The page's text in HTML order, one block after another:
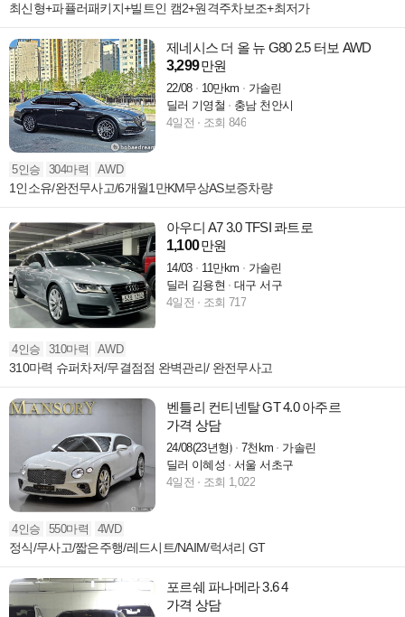
최신형+파퓰러패키지+빌트인 캠2+원격주차보조+최저가
제네시스 더 올 뉴 G80 2.5 터보 AWD
3,299만원
22/08 10만km
가솔린
딜러 기영철
충남 천안시
4일전
조회 846
5인승 304마력 AWD
1인소유/완전무사고/6개월1만KM무상AS보증차량
아우디 A7 3.0 TFSI 콰트로
1,100만원
14/03 11만km
가솔린
딜러 김용현
대구 서구
4일전
조회 717
4인승 310마력 AWD
310마력 슈퍼차저/무결점점 완벽관리/ 완전무사고
벤틀리 컨티넨탈 GT 4.0 아주르
가격 상담
24/08(23년형) 7천km
가솔린
딜러 이혜성
서울 서초구
4일전
조회 1,022
4인승 550마력 4WD
정식/무사고/짧은주행/레드시트/NAIM/럭셔리 GT
포르쉐 파나메라 3.6 4
가격 상담